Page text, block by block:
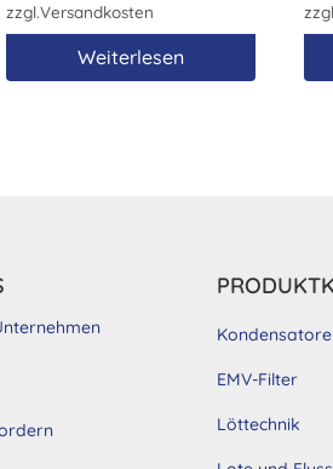
zzgl.Versandkosten
Weiterlesen
EMV-Filter
Löttechnik